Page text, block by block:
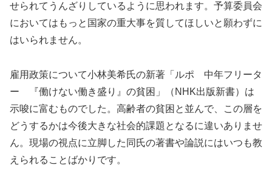
せられてうんざりしているように思われます。予算委員会
においてはもっと国家の重大事を質してほしいと願わずに
はいられません。
雇用政策について小林美希氏の新著「ルポ 中年フリータ
ー 『働けない働き盛り』の貧困」（NHK出版新書）は
示唆に富むものでした。高齢者の貧困と並んで、この層を
どうするかは今後大きな社会的課題となるに違いありませ
ん。現場の視点に立脚した同氏の著書や論説にはいつも教
えられることばかりです。